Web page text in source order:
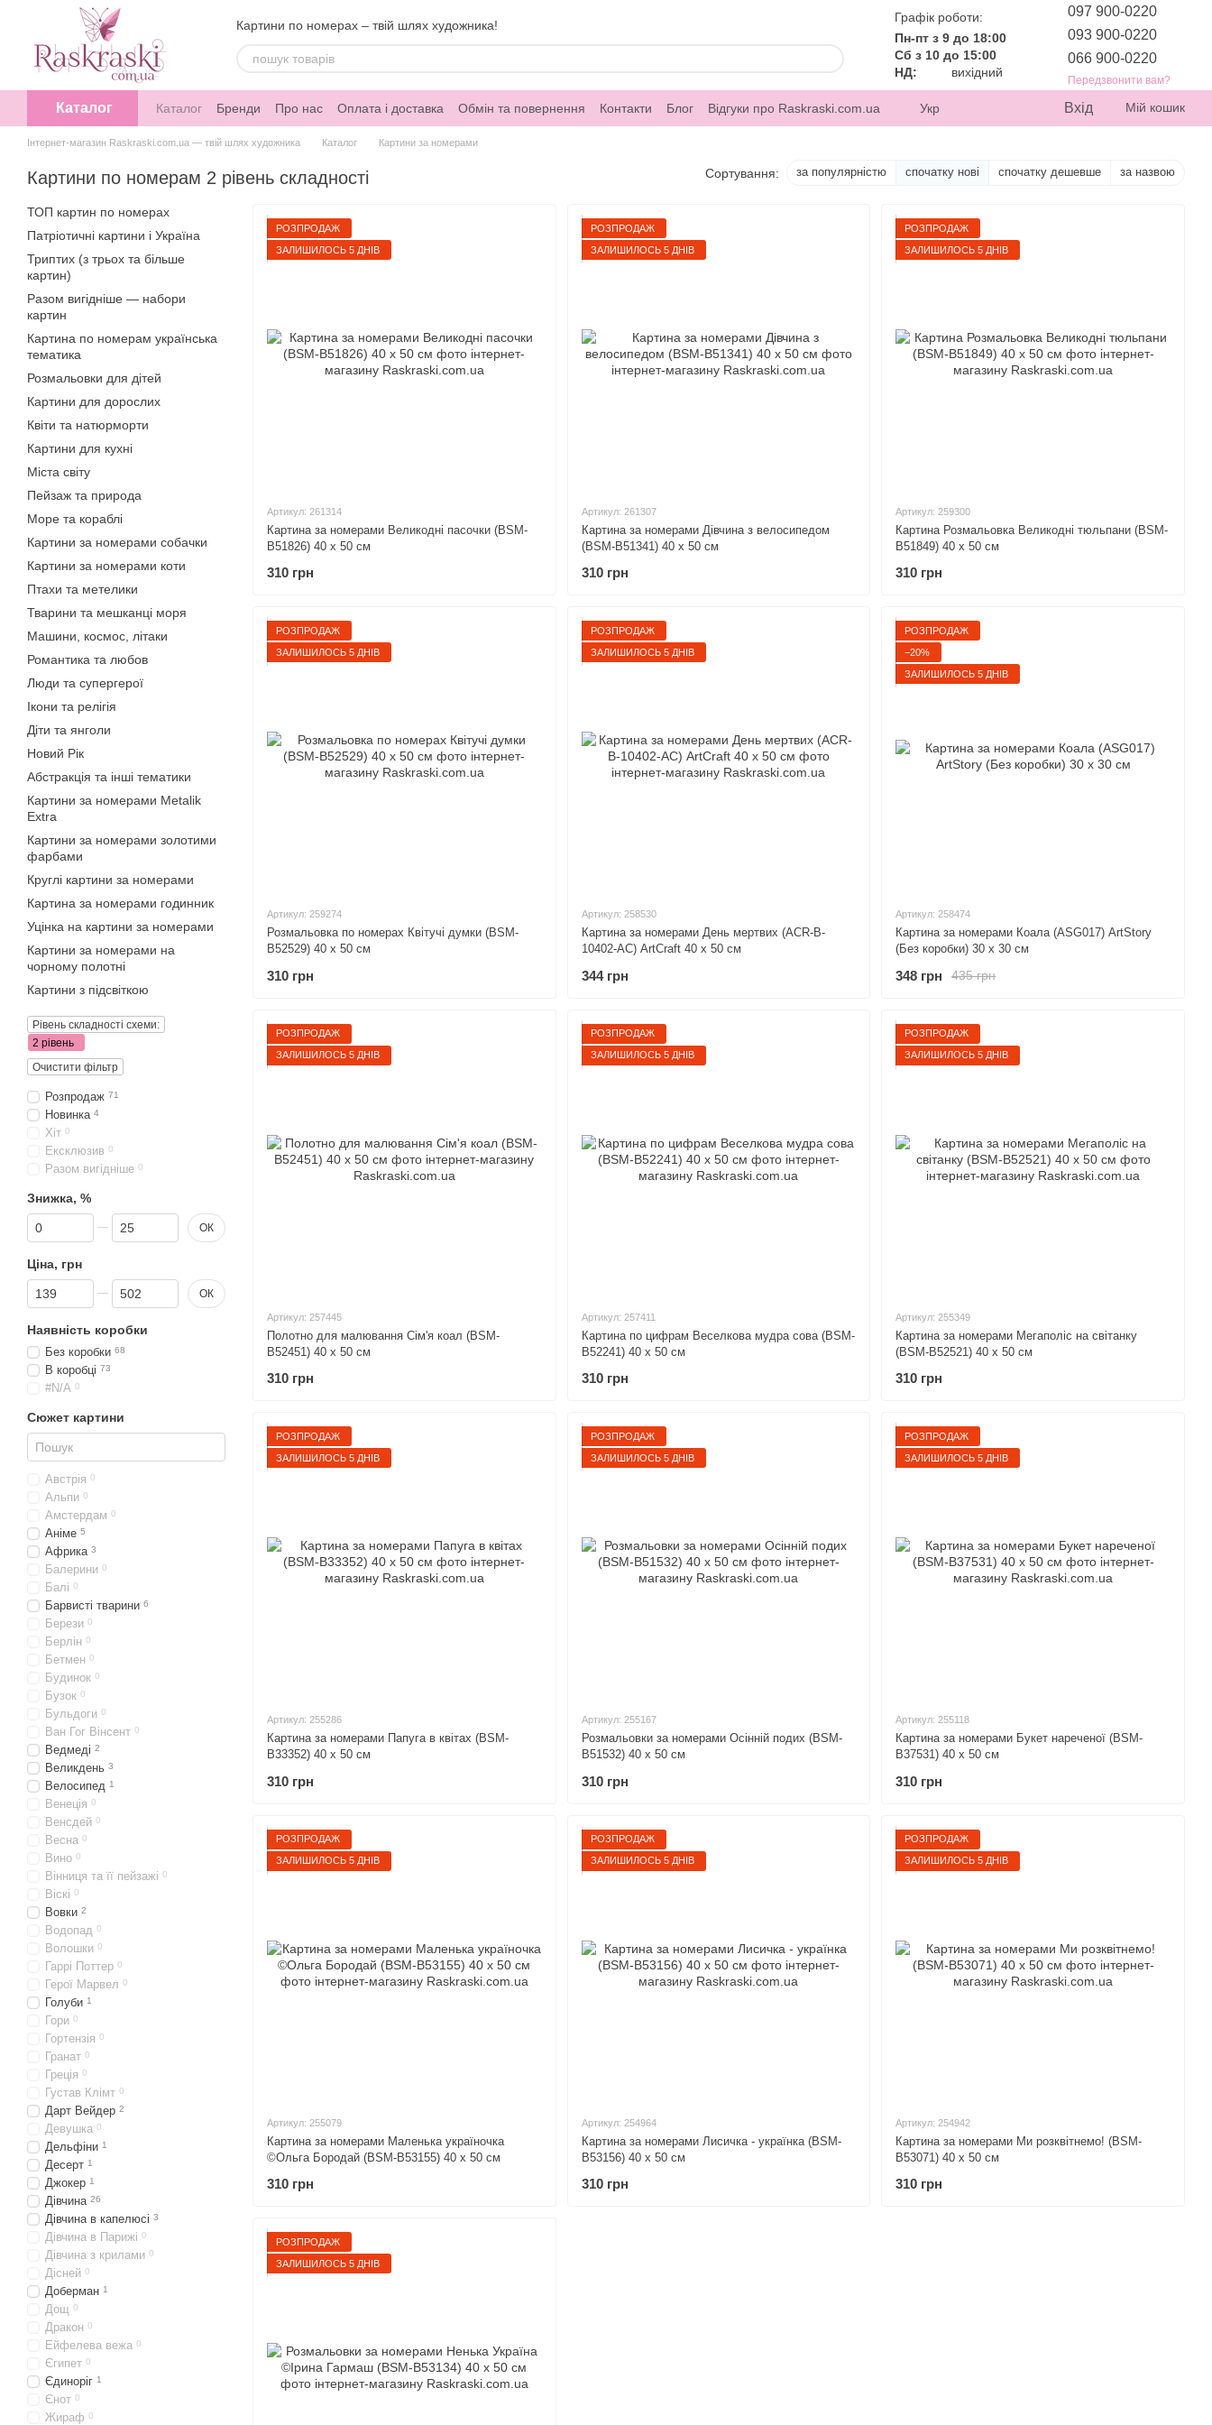
Перейти до основного контенту
Картини по номерах – твій шлях художника!
Графік роботи:
Пн-пт з 9 до 18:00
Сб з 10 до 15:00
НД:
вихідний
097 900-0220
093 900-0220
066 900-0220
Передзвонити вам?
Каталог Каталог Бренди Про нас Оплата і доставка Обмін та повернення Контакти Блог Відгуки про Raskraski.com.ua Укр Вхід Мій кошик
Інтернет-магазин Raskraski.com.ua — твій шлях художника Каталог Картини за номерами
Картини по номерам 2 рівень складності Сортування: за популярністю спочатку нові спочатку дешевше за назвою
РОЗПРОДАЖ
ЗАЛИШИЛОСЬ 5 ДНІВ
Артикул: 261314
Картина за номерами Великодні пасочки (BSM-
B51826) 40 х 50 см
310 грн
РОЗПРОДАЖ
ЗАЛИШИЛОСЬ 5 ДНІВ
Артикул: 261307
Картина за номерами Дівчина з велосипедом
(BSM-B51341) 40 х 50 см
310 грн
РОЗПРОДАЖ
ЗАЛИШИЛОСЬ 5 ДНІВ
Артикул: 259300
Картина Розмальовка Великодні тюльпани (BSM-
B51849) 40 х 50 см
310 грн
РОЗПРОДАЖ
ЗАЛИШИЛОСЬ 5 ДНІВ
Артикул: 259274
Розмальовка по номерах Квітучі думки (BSM-
B52529) 40 х 50 см
310 грн
РОЗПРОДАЖ
ЗАЛИШИЛОСЬ 5 ДНІВ
Артикул: 258530
Картина за номерами День мертвих (ACR-B-
10402-AC) ArtCraft 40 х 50 см
344 грн
РОЗПРОДАЖ
−20%
ЗАЛИШИЛОСЬ 5 ДНІВ
Артикул: 258474
Картина за номерами Коала (ASG017) ArtStory
(Без коробки) 30 х 30 см
435 грн
348 грн
РОЗПРОДАЖ
ЗАЛИШИЛОСЬ 5 ДНІВ
Артикул: 257445
Полотно для малювання Сім'я коал (BSM-
B52451) 40 х 50 см
310 грн
РОЗПРОДАЖ
ЗАЛИШИЛОСЬ 5 ДНІВ
Артикул: 257411
Картина по цифрам Веселкова мудра сова (BSM-
B52241) 40 х 50 см
310 грн
РОЗПРОДАЖ
ЗАЛИШИЛОСЬ 5 ДНІВ
Артикул: 255349
Картина за номерами Мегаполіс на світанку
(BSM-B52521) 40 х 50 см
310 грн
РОЗПРОДАЖ
ЗАЛИШИЛОСЬ 5 ДНІВ
Артикул: 255286
Картина за номерами Папуга в квітах (BSM-
B33352) 40 х 50 см
310 грн
РОЗПРОДАЖ
ЗАЛИШИЛОСЬ 5 ДНІВ
Артикул: 255167
Розмальовки за номерами Осінній подих (BSM-
B51532) 40 х 50 см
310 грн
РОЗПРОДАЖ
ЗАЛИШИЛОСЬ 5 ДНІВ
Артикул: 255118
Картина за номерами Букет нареченої (BSM-
B37531) 40 х 50 см
310 грн
РОЗПРОДАЖ
ЗАЛИШИЛОСЬ 5 ДНІВ
Артикул: 255079
Картина за номерами Маленька україночка
©Ольга Бородай (BSM-B53155) 40 х 50 см
310 грн
РОЗПРОДАЖ
ЗАЛИШИЛОСЬ 5 ДНІВ
Артикул: 254964
Картина за номерами Лисичка - українка (BSM-
B53156) 40 х 50 см
310 грн
РОЗПРОДАЖ
ЗАЛИШИЛОСЬ 5 ДНІВ
Артикул: 254942
Картина за номерами Ми розквітнемо! (BSM-
B53071) 40 х 50 см
310 грн
РОЗПРОДАЖ
ЗАЛИШИЛОСЬ 5 ДНІВ
ТОП картин по номерах
Патріотичні картини і Україна
Триптих (з трьох та більше
картин)
Разом вигідніше — набори
картин
Картина по номерам українська
тематика
Розмальовки для дітей
Картини для дорослих
Квіти та натюрморти
Картини для кухні
Міста світу
Пейзаж та природа
Море та кораблі
Картини за номерами собачки
Картини за номерами коти
Птахи та метелики
Тварини та мешканці моря
Машини, космос, літаки
Романтика та любов
Люди та супергерої
Ікони та релігія
Діти та янголи
Новий Рік
Абстракція та інші тематики
Картини за номерами Metalik
Extra
Картини за номерами золотими
фарбами
Круглі картини за номерами
Картина за номерами годинник
Уцінка на картини за номерами
Картини за номерами на
чорному полотні
Картини з підсвіткою
Рівень складності схеми:
2 рівень
Очистити фільтр
Розпродаж 71
Новинка 4
Хіт 0
Ексклюзив 0
Разом вигідніше 0
Знижка, %
Від Знижка, %
До Знижка, % ОК
Ціна, грн
Від Ціна, грн
До Ціна, грн ОК
Наявність коробки
Без коробки 68
В коробці 73
#N/A 0
Сюжет картини
Австрія 0
Альпи 0
Амстердам 0
Аніме 5
Африка 3
Балерини 0
Балі 0
Барвисті тварини 6
Берези 0
Берлін 0
Бетмен 0
Будинок 0
Бузок 0
Бульдоги 0
Ван Гог Вінсент 0
Ведмеді 2
Великдень 3
Велосипед 1
Венеція 0
Венсдей 0
Весна 0
Вино 0
Вінниця та її пейзажі 0
Віскі 0
Вовки 2
Водопад 0
Волошки 0
Гаррі Поттер 0
Герої Марвел 0
Голуби 1
Гори 0
Гортензія 0
Гранат 0
Греція 0
Густав Клімт 0
Дарт Вейдер 2
Девушка 0
Дельфіни 1
Десерт 1
Джокер 1
Дівчина 26
Дівчина в капелюсі 3
Дівчина в Парижі 0
Дівчина з крилами 0
Дісней 0
Доберман 1
Дощ 0
Дракон 0
Ейфелева вежа 0
Єгипет 0
Єдиноріг 1
Єнот 0
Жираф 0